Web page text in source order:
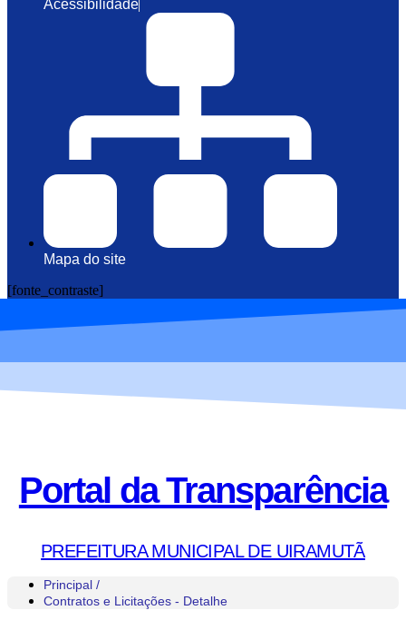
Acessibilidade
Mapa do site
[fonte_contraste]
Portal da Transparência
PREFEITURA MUNICIPAL DE UIRAMUTÃ
Principal /
Contratos e Licitações - Detalhe